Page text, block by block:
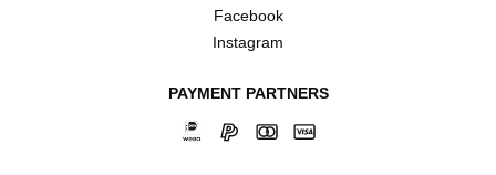
Facebook
Instagram
PAYMENT PARTNERS